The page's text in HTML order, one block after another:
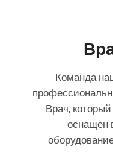
Команда
Врач,
оснащен